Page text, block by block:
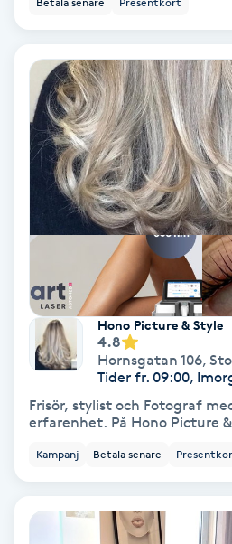
Babylights
Balayage
Bambumassage
Barber
Barnklippning
BIAB
Hono Picture & Style
4.8
Hornsgatan 106,
Tider fr. 09:00,
Frisör, stylist och Fotograf med många års
erfarenhet. På Hono Picture
Kampanj Betala senare